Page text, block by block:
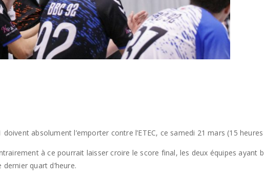
absolument l’emporter contre l’ETEC, ce samedi 21 mars (15
à ce pourrait laisser croire le score final, les deux équipes ayant
quart d’heure.